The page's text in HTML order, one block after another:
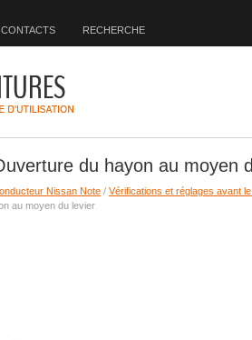
CONTACTS RECHERCHE
du hayon au moyen
Nissan Note / Vérifications et réglages avant
au moyen du levier